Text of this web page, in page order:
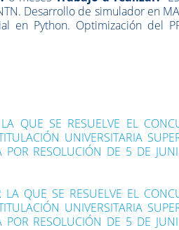
Desarrollo de simulador en
en Python. Optimización del
QUE SE RESUELVE EL
UNIVERSITARIA
POR RESOLUCIÓN DE 5 DE
QUE SE RESUELVE EL
UNIVERSITARIA
POR RESOLUCIÓN DE 5 DE